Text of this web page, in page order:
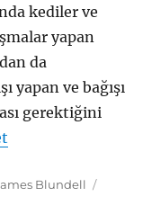
kediler ve
yapan
da
yapan ve bağışı
gerektiğini
Blundell